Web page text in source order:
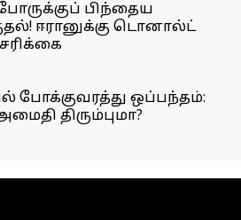
பிந்தைய
ஈரானுக்கு டொனால்ட்
போக்குவரத்து ஒப்பந்தம்:
திரும்புமா?